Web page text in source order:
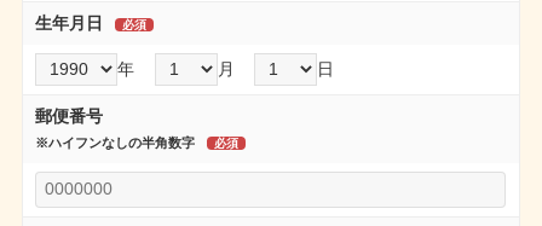
生年月日
年 月 日
郵便番号
※ハイフンなしの半角数字